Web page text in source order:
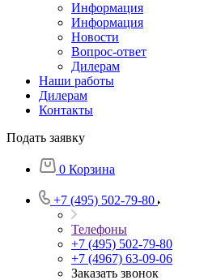
Информация
Информация
Новости
Вопрос-ответ
Дилерам
Наши работы
Дилерам
Контакты
Подать заявку
0 Корзина
+7 (495) 502-79-80
Телефоны
+7 (495) 502-79-80
+7 (4967) 63-09-06
Заказать звонок